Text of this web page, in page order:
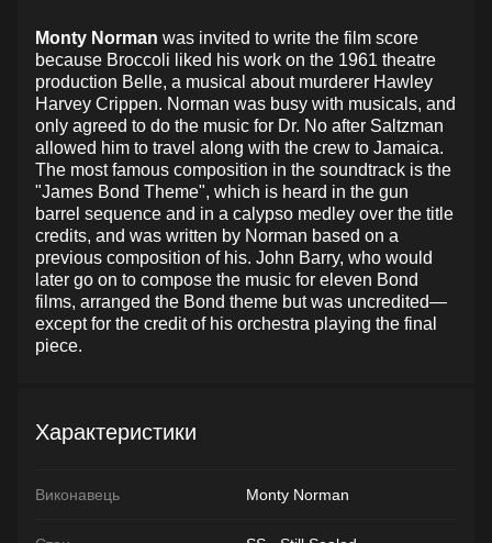
Monty Norman was invited to write the film score
because Broccoli liked his work on the 1961 theatre
production Belle, a musical about murderer Hawley
Harvey Crippen. Norman was busy with musicals, and
only agreed to do the music for Dr. No after Saltzman
allowed him to travel along with the crew to Jamaica.
The most famous composition in the soundtrack is the
"James Bond Theme", which is heard in the gun
barrel sequence and in a calypso medley over the title
credits, and was written by Norman based on a
previous composition of his. John Barry, who would
later go on to compose the music for eleven Bond
films, arranged the Bond theme but was uncredited—
except for the credit of his orchestra playing the final
piece.
Характеристики
Виконавець Monty Norman